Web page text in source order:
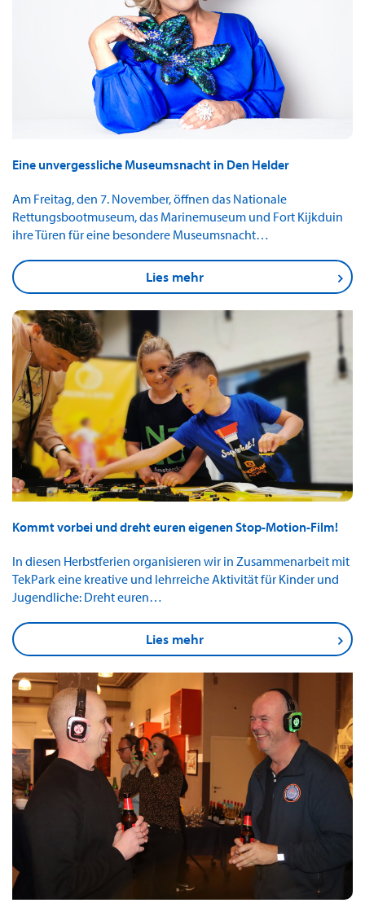
Eine unvergessliche Museumsnacht in Den Helder
Am Freitag, den 7. November, öffnen das Nationale
Rettungsbootmuseum, das Marinemuseum und Fort Kijkduin
ihre Türen für eine besondere Museumsnacht…
Lies mehr
Kommt vorbei und dreht euren eigenen Stop-Motion-Film!
In diesen Herbstferien organisieren wir in Zusammenarbeit mit
TekPark eine kreative und lehrreiche Aktivität für Kinder und
Jugendliche: Dreht euren…
Lies mehr